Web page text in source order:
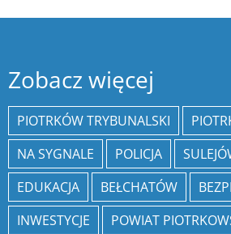
Zobacz więcej
PIOTRKÓW TRYBUNALSKI
NA SYGNALE
POLICJA
EDUKACJA
BEŁCHATÓW
INWESTYCJE
POWIAT